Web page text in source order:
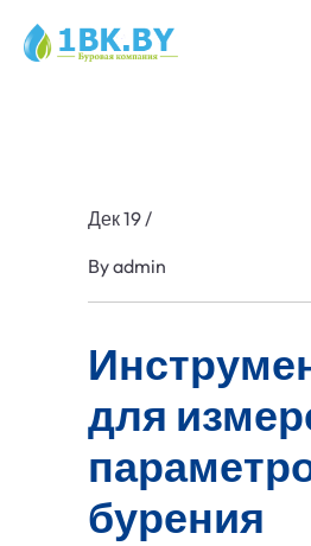
Дек 19/
Byadmin
для
бурения